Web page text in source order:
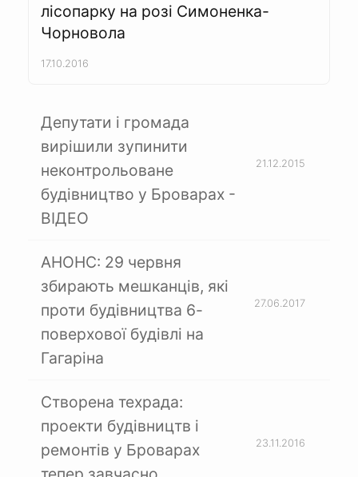
лісопарку на розі Симоненка-
Чорновола
17.10.2016
Депутати і громада
вирішили зупинити
неконтрольоване
будівництво у Броварах -
ВІДЕО
21.12.2015
АНОНС: 29 червня
збирають мешканців, які
проти будівництва 6-
поверхової будівлі на
Гагаріна
27.06.2017
Створена техрада:
проекти будівництв і
ремонтів у Броварах
23.11.2016